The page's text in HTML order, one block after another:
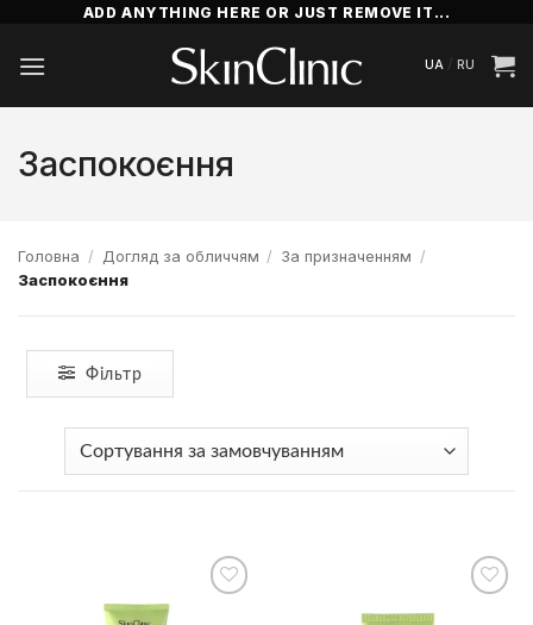
ПропуститиADD ANYTHING HERE OR JUST REMOVE IT...
UA / RU
Заспокоєння
Головна / Догляд за обличчям / За призначенням /
Заспокоєння
Фільтр